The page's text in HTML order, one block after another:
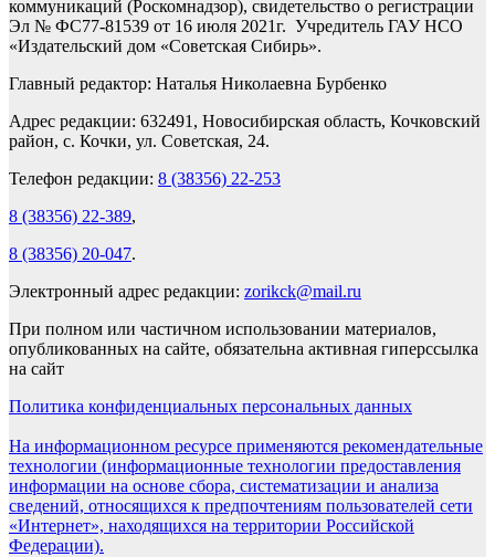
коммуникаций (Роскомнадзор), свидетельство о регистрации
Эл № ФС77-81539 от 16 июля 2021г. Учредитель ГАУ НСО
«Издательский дом «Советская Сибирь».
Главный редактор: Наталья Николаевна Бурбенко
Адрес редакции: 632491, Новосибирская область, Кочковский
район, с. Кочки, ул. Советская, 24.
Телефон редакции: 8 (38356) 22-253
8 (38356) 22-389,
8 (38356) 20-047.
Электронный адрес редакции: zorikck@mail.ru
При полном или частичном использовании материалов,
опубликованных на сайте, обязательна активная гиперссылка
на сайт
Политика конфиденциальных персональных данных
На информационном ресурсе применяются рекомендательные
технологии (информационные технологии предоставления
информации на основе сбора, систематизации и анализа
сведений, относящихся к предпочтениям пользователей сети
«Интернет», находящихся на территории Российской
Федерации).